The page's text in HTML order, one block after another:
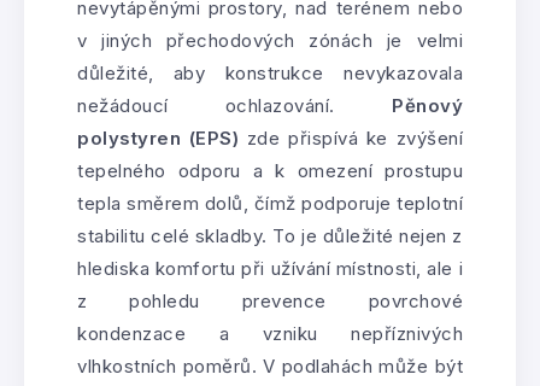
nevytápěnými prostory, nad terénem nebo
v jiných přechodových zónách je velmi
důležité, aby konstrukce nevykazovala
nežádoucí ochlazování. Pěnový
polystyren (EPS) zde přispívá ke zvýšení
tepelného odporu a k omezení prostupu
tepla směrem dolů, čímž podporuje teplotní
stabilitu celé skladby. To je důležité nejen z
hlediska komfortu při užívání místnosti, ale i
z pohledu prevence povrchové
kondenzace a vzniku nepříznivých
vlhkostních poměrů. V podlahách může být